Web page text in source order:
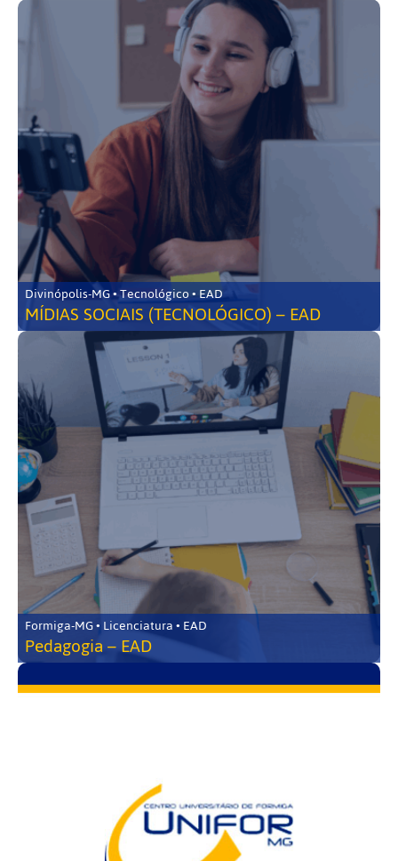
Divinópolis-MG • Tecnológico • EAD
MÍDIAS SOCIAIS (TECNOLÓGICO) – EAD
Formiga-MG • Licenciatura • EAD
Pedagogia – EAD